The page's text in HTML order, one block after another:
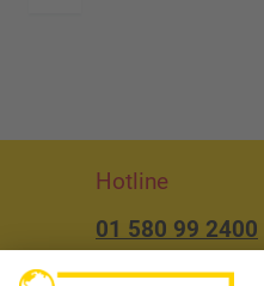
Hotline
01 580 99 2400